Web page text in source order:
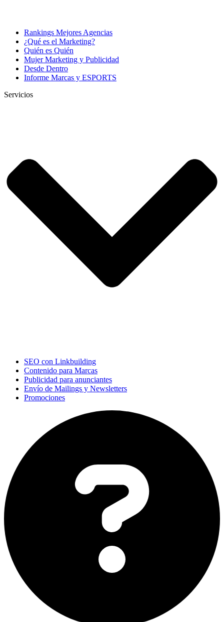
Rankings Mejores Agencias
¿Qué es el Marketing?
Quién es Quién
Mujer Marketing y Publicidad
Desde Dentro
Informe Marcas y ESPORTS
Servicios
SEO con Linkbuilding
Contenido para Marcas
Publicidad para anunciantes
Envío de Mailings y Newsletters
Promociones